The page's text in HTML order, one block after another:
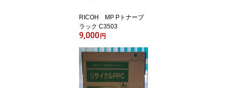
RICOH MP Pトナーブ
ラック C3503
9,000円